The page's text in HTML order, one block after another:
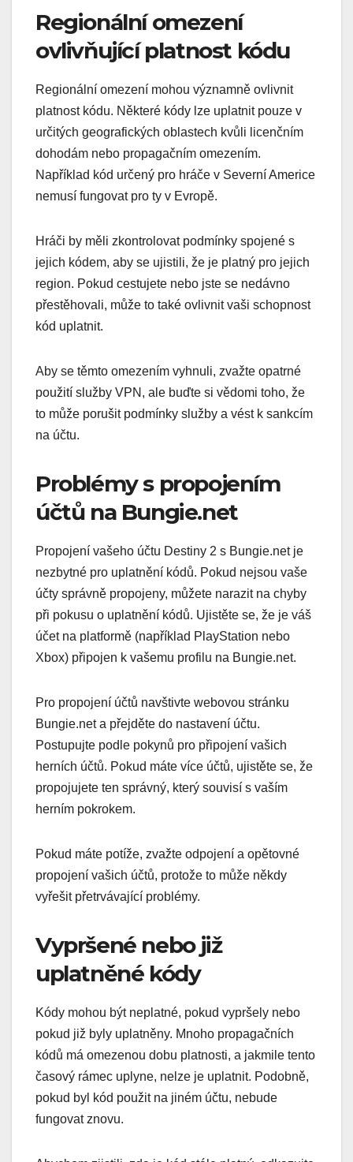
Regionální omezení
ovlivňující platnost kódu
Regionální omezení mohou významně ovlivnit
platnost kódu. Některé kódy lze uplatnit pouze v
určitých geografických oblastech kvůli licenčním
dohodám nebo propagačním omezením.
Například kód určený pro hráče v Severní Americe
nemusí fungovat pro ty v Evropě.
Hráči by měli zkontrolovat podmínky spojené s
jejich kódem, aby se ujistili, že je platný pro jejich
region. Pokud cestujete nebo jste se nedávno
přestěhovali, může to také ovlivnit vaši schopnost
kód uplatnit.
Aby se těmto omezením vyhnuli, zvažte opatrné
použití služby VPN, ale buďte si vědomi toho, že
to může porušit podmínky služby a vést k sankcím
na účtu.
Problémy s propojením
účtů na Bungie.net
Propojení vašeho účtu Destiny 2 s Bungie.net je
nezbytné pro uplatnění kódů. Pokud nejsou vaše
účty správně propojeny, můžete narazit na chyby
při pokusu o uplatnění kódů. Ujistěte se, že je váš
účet na platformě (například PlayStation nebo
Xbox) připojen k vašemu profilu na Bungie.net.
Pro propojení účtů navštivte webovou stránku
Bungie.net a přejděte do nastavení účtu.
Postupujte podle pokynů pro připojení vašich
herních účtů. Pokud máte více účtů, ujistěte se, že
propojujete ten správný, který souvisí s vaším
herním pokrokem.
Pokud máte potíže, zvažte odpojení a opětovné
propojení vašich účtů, protože to může někdy
vyřešit přetrvávající problémy.
Vypršené nebo již
uplatněné kódy
Kódy mohou být neplatné, pokud vypršely nebo
pokud již byly uplatněny. Mnoho propagačních
kódů má omezenou dobu platnosti, a jakmile tento
časový rámec uplyne, nelze je uplatnit. Podobně,
pokud byl kód použit na jiném účtu, nebude
fungovat znovu.